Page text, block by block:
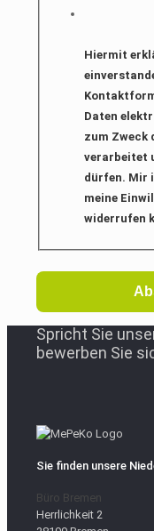
Hiermit
Daten
zum Zweck
verarbeitet
dürfen. Mir
meine
widerrufen
Spricht Sie
bewerben Sie
Sie finden unsere
Büro Bremen
Herrlichkeit 2